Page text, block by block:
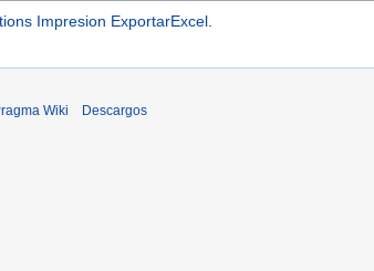
Impresion ExportarExcel.
Wiki Descargos